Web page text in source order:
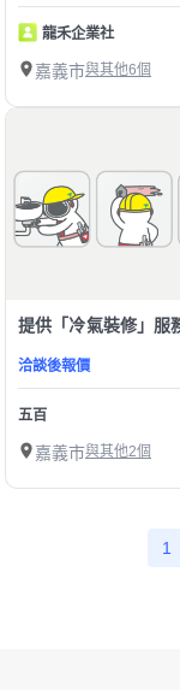
龍禾企業社
嘉義市與其他6個
提供「冷氣裝修」服
洽談後報價
五百
嘉義市與其他2個
1